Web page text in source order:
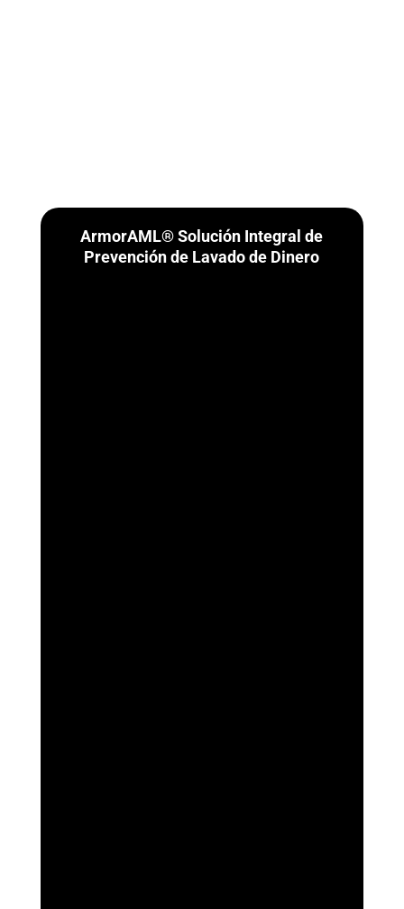
ArmorAML® Solución Integral de
Prevención de Lavado de Dinero